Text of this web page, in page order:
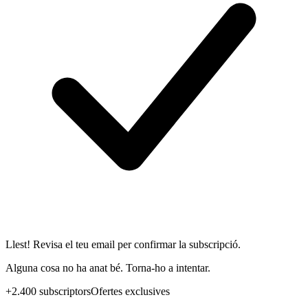
Llest! Revisa el teu email per confirmar la subscripció.
Alguna cosa no ha anat bé. Torna-ho a intentar.
+2.400 subscriptorsOfertes exclusives